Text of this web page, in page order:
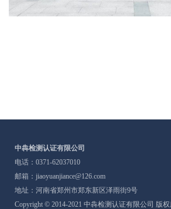
中犇检测认证有限公司
电话：0371-62037010
邮箱：jiaoyuanjiance@126.com
地址：河南省郑州市郑东新区泽雨街9号
Copyright © 2014-2021 中犇检测认证有限公司 版